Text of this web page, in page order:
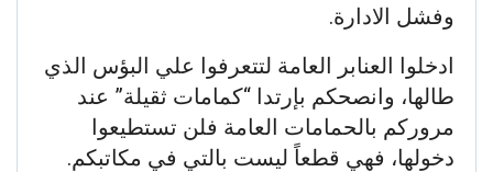
وفشل الادارة.
ادخلوا العنابر العامة لتتعرفوا علي البؤس الذي
طالها، وانصحكم بإرتدا “كمامات ثقيلة” عند
مروركم بالحمامات العامة فلن تستطيعوا
دخولها، فهي قطعاً ليست بالتي في مكاتبكم.